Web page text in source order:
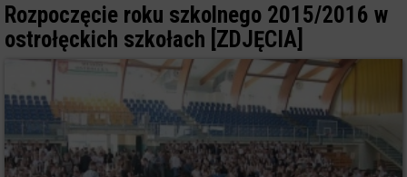
Rozpoczęcie roku szkolnego 2015/2016 w
ostrołęckich szkołach [ZDJĘCIA]